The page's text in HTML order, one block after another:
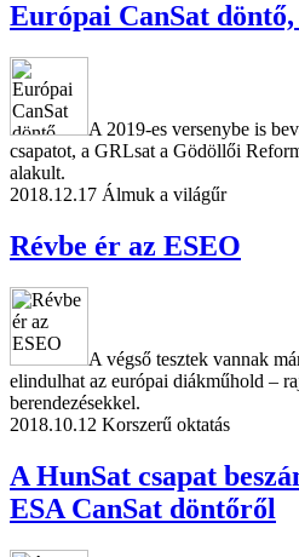
Európai CanSat
A 2019-es versenybe is
csapatot, a GRLsat a Gödöllői
alakult.
2018.12.17 Álmuk a világűr
Révbe ér az ESEO
A végső tesztek vannak
elindulhat az európai diákműhold –
berendezésekkel.
2018.10.12 Korszerű oktatás
A HunSat csapat
ESA CanSat döntőről